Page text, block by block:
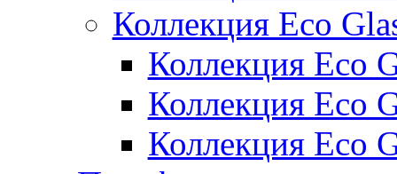
Коллекция Eco
Коллекция Eco
Коллекция Eco
Коллекция Eco